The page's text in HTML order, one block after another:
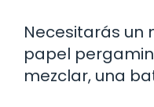
Necesitarás un
papel
mezclar, una